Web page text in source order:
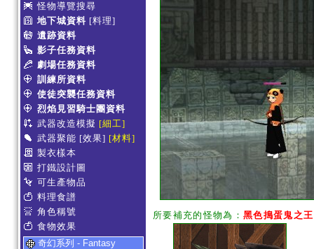
怪物導覽搜尋
地下城資料 [料理]
遺跡資料
影子任務資料
劇場任務資料
訓練所資料
使徒突襲任務資料
烈焰見習騎士團資料
武器改造模擬 [細工]
武器聚能 [效果] [材料]
製衣樣本
打鐵設計圖
可生產物品
料理食譜
角色稱號
食物效果
奇幻系列 - Fantasy
所要補充的怪物為： 黑色搗蛋鬼之王